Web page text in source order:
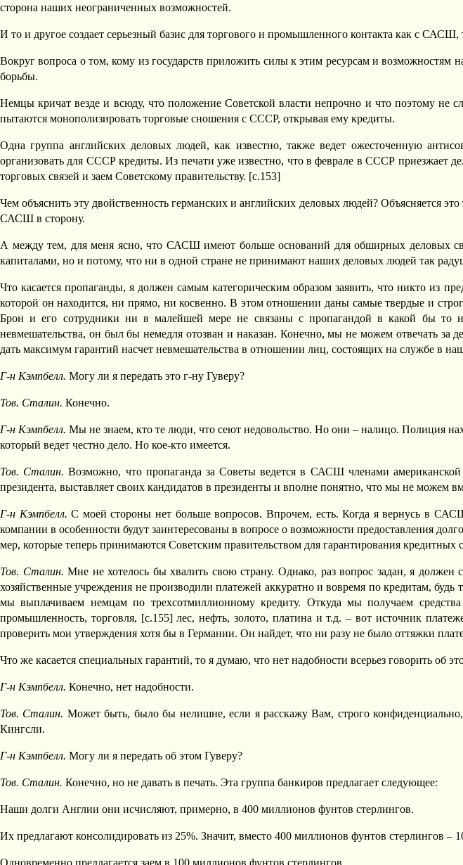
сторона наших неограниченных возможностей.
И то и другое создает серьезный базис для торгового и промышленного контакта как с
Вокруг вопроса о том, кому из государств приложить силы к этим ресурсам и
борьбы.
Немцы кричат везде и всюду, что положение Советской власти непрочно и что поэтому не
пытаются монополизировать торговые сношения с СССР, открывая ему кредиты.
Одна группа английских деловых людей, как известно, также ведет ожесточенную
организовать для СССР кредиты. Из печати уже известно, что в феврале в СССР
торговых связей и заем Советскому правительству. [c.153]
Чем объяснить эту двойственность германских и английских деловых людей? Объясняется
САСШ в сторону.
А между тем, для меня ясно, что САСШ имеют больше оснований для обширных деловых
капиталами, но и потому, что ни в одной стране не принимают наших деловых людей так
Что касается пропаганды, я должен самым категорическим образом заявить, что никто из
которой он находится, ни прямо, ни косвенно. В этом отношении даны самые твердые и
Брон и его сотрудники ни в малейшей мере не связаны с пропагандой в какой бы
невмешательства, он был бы немедля отозван и наказан. Конечно, мы не можем отвечать
дать максимум гарантий насчет невмешательства в отношении лиц, состоящих на службе в
Г-н Кэмпбелл. Могу ли я передать это г-ну Гуверу?
Тов. Сталин. Конечно.
Г-н Кэмпбелл. Мы не знаем, кто те люди, что сеют недовольство. Но они – налицо. Полиция
который ведет честно дело. Но кое-кто имеется.
Тов. Сталин. Возможно, что пропаганда за Советы ведется в САСШ членами
президента, выставляет своих кандидатов в президенты и вполне понятно, что мы не можем
Г-н Кэмпбелл. С моей стороны нет больше вопросов. Впрочем, есть. Когда я вернусь в
компании в особенности будут заинтересованы в вопросе о возможности предоставления
мер, которые теперь принимаются Советским правительством для гарантирования
Тов. Сталин. Мне не хотелось бы хвалить свою страну. Однако, раз вопрос задан, я должен
хозяйственные учреждения не производили платежей аккуратно и вовремя по кредитам,
мы выплачиваем немцам по трехсотмиллионному кредиту. Откуда мы получаем
промышленность, торговля, [c.155] лес, нефть, золото, платина и т.д. – вот источник
проверить мои утверждения хотя бы в Германии. Он найдет, что ни разу не было оттяжки
Что же касается специальных гарантий, то я думаю, что нет надобности всерьез говорить об
Г-н Кэмпбелл. Конечно, нет надобности.
Тов. Сталин. Может быть, было бы нелишне, если я расскажу Вам, строго
Кингсли.
Г-н Кэмпбелл. Могу ли я передать об этом Гуверу?
Тов. Сталин. Конечно, но не давать в печать. Эта группа банкиров предлагает следующее:
Наши долги Англии они исчисляют, примерно, в 400 миллионов фунтов стерлингов.
Их предлагают консолидировать из 25%. Значит, вместо 400 миллионов фунтов стерлингов –
Одновременно предлагается заем в 100 миллионов фунтов стерлингов.